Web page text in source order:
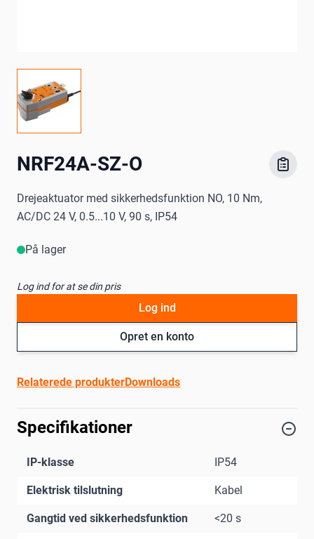
NRF24A-SZ-O
Drejeaktuator med sikkerhedsfunktion NO, 10 Nm,
AC/DC 24 V, 0.5...10 V, 90 s, IP54
På lager
Log ind for at se din pris
Opret en konto
Log ind
Relaterede produkterDownloads
Specifikationer
IP-klasse IP54
Elektrisk tilslutning Kabel
Gangtid ved sikkerhedsfunktion <20 s